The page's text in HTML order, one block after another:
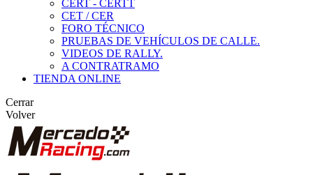
CERT - CERTT
CET / CER
FORO TÉCNICO
PRUEBAS DE VEHÍCULOS DE CALLE.
VIDEOS DE RALLY.
A CONTRATRAMO
TIENDA ONLINE
Cerrar
Volver